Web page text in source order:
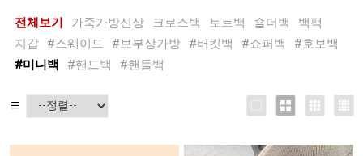
전체보기 가죽가방신상 크로스백 토트백 숄더백
백팩
지갑
#스웨이드 #보부상가방 #버킷백 #쇼퍼백
#호보백
#미니백
#핸드백 #핸들백